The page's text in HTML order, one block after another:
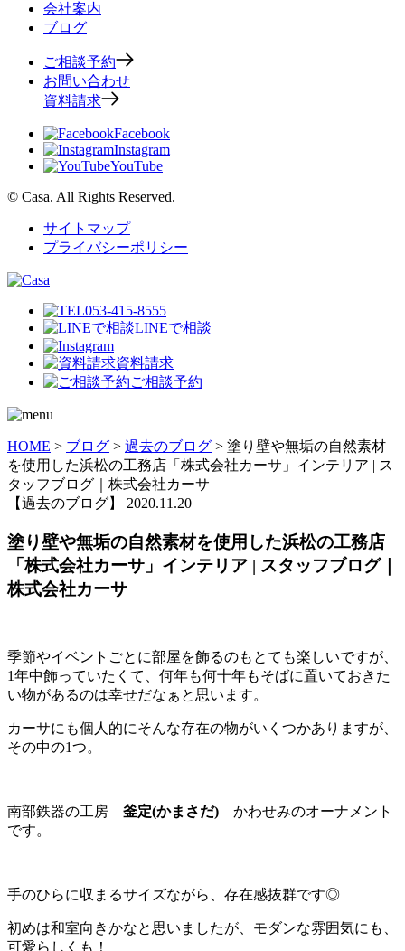
会社案内
ブログ
ご相談予約
お問い合わせ
資料請求
Facebook
Instagram
YouTube
© Casa. All Rights Reserved.
サイトマップ
プライバシーポリシー
053-415-8555
LINEで相談
資料請求
ご相談予約
HOME > ブログ > 過去のブログ > 塗り壁や無垢の自然素材
を使用した浜松の工務店「株式会社カーサ」インテリア | ス
タッフブログ｜株式会社カーサ
【過去のブログ】 2020.11.20
塗り壁や無垢の自然素材を使用した浜松の工務店
「株式会社カーサ」インテリア | スタッフブログ｜
株式会社カーサ
季節やイベントごとに部屋を飾るのもとても楽しいですが、
1年中飾っていたくて、何年も何十年もそばに置いておきた
い物があるのは幸せだなぁと思います。
カーサにも個人的にそんな存在の物がいくつかありますが、
その中の1つ。
南部鉄器の工房 釜定(かまさだ) かわせみのオーナメント
です。
手のひらに収まるサイズながら、存在感抜群です◎
初めは和室向きかなと思いましたが、モダンな雰囲気にも、
可愛らしくも！